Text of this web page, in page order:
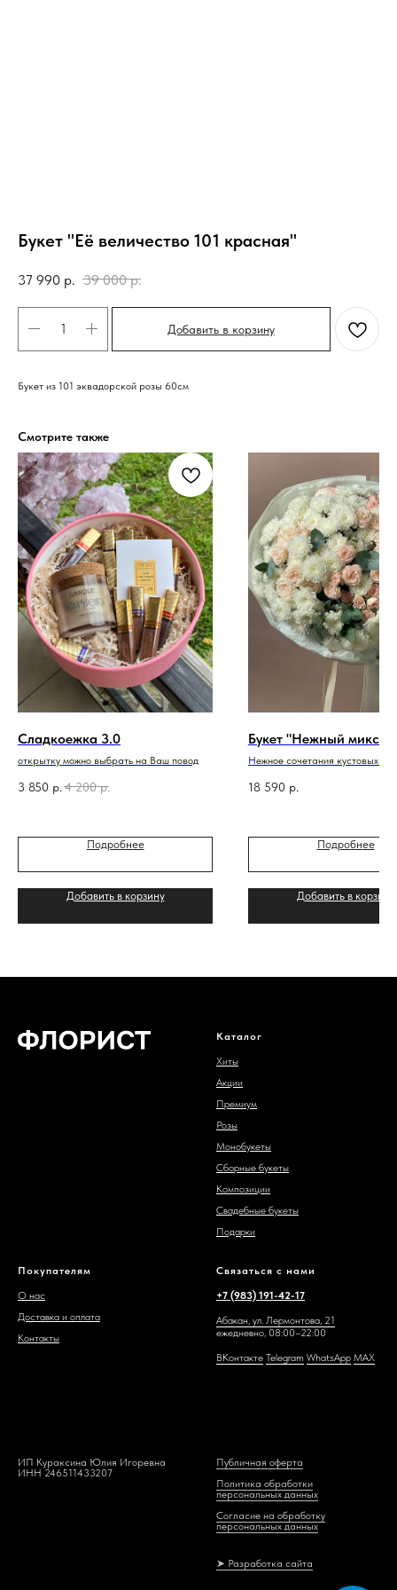
Букет "Её величество 101 красная"
37 990 р. 39 000 р.
Добавить в корзину
Букет из 101 эквадорской розы 60см
Смотрите также
Сладкоежка 3.0
открытку можно выбрать на Ваш повод
3 850 р. 4 200 р.
Подробнее
Добавить в корзину
Букет "Нежный микс"
Нежное сочетания кустовых
18 590 р.
Подробнее
Добавить в корзину
Каталог
Хиты
Акции
Премиум
Розы
Монобукеты
Сборные букеты
Композиции
Свадебные букеты
Подарки
Покупателям
О нас
Доставка и оплата
Контакты
Связаться с нами
+7 (983) 191-42-17
Абакан, ул. Лермонтова, 21
ежедневно, 08:00–22:00
ВКонтакте Telegram WhatsApp MAX
ИП Кураксина Юлия Игоревна
ИНН 246511433207
Публичная оферта
Политика обработки
персональных данных
Согласие на обработку
персональных данных
➤ Разработка сайта